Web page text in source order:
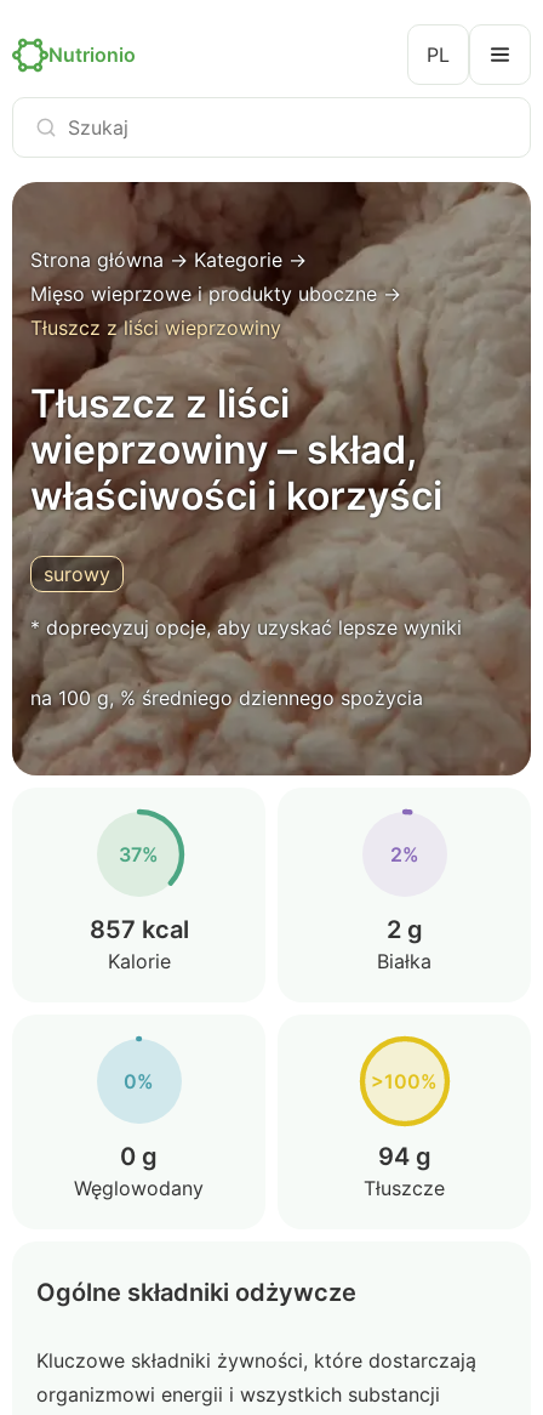
Nutrionio PL
Strona główna → Kategorie →
Mięso wieprzowe i produkty uboczne→
Tłuszcz z liści wieprzowiny
Tłuszcz z liści
wieprzowiny – skład,
właściwości i korzyści
surowy
* doprecyzuj opcje, aby uzyskać lepsze wyniki
na 100 g, % średniego dziennego spożycia
37%
857 kcal
Kalorie
2%
2 g
Białka
0%
0 g
Węglowodany
>100%
94 g
Tłuszcze
Ogólne składniki odżywcze
Kluczowe składniki żywności, które dostarczają
organizmowi energii i wszystkich substancji